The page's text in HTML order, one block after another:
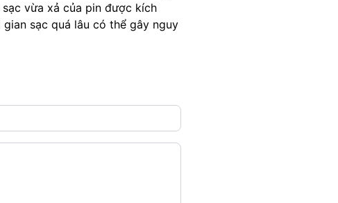
vừa xả của pin được kích
sạc quá lâu có thể gây nguy